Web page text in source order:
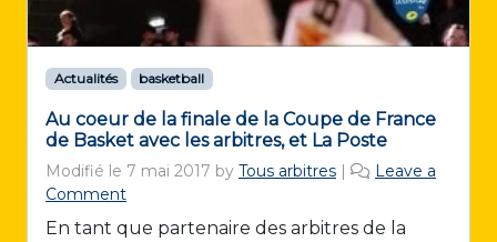
Actualités basketball
Au coeur de la finale de la Coupe de France
de Basket avec les arbitres, et La Poste
Modifié le 7 mai 2017 by Tous arbitres |
Leave a
Comment
En tant que partenaire des arbitres de la